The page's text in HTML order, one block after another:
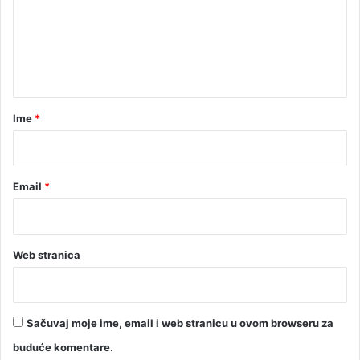
rIme *
Email *
Web stranica
Sačuvaj moje ime, email i web stranicu u ovom browseru za
buduće komentare.